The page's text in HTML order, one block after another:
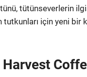
tütünseverlerin
için yeni bir